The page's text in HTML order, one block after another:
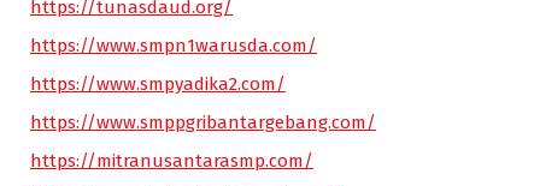
https://tunasdaud.org/
https://www.smpn1warusda.com/
https://www.smpyadika2.com/
https://www.smppgribantargebang.com/
https://mitranusantarasmp.com/